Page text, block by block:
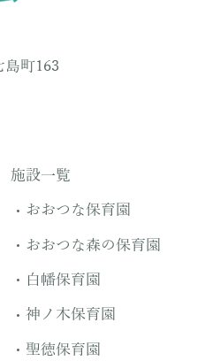
町163
施設一覧
おおつな保育園
おおつな森の保育園
白幡保育園
神ノ木保育園
聖徳保育園